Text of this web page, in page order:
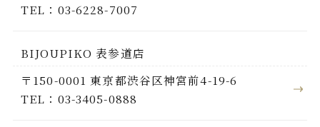
TEL：03-6228-7007
BIJOUPIKO 表参道店
〒150-0001 東京都渋谷区神宮前4-19-6
TEL：03-3405-0888